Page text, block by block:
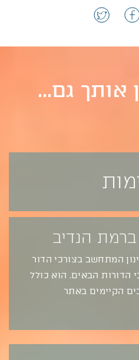
אותך גם...
ברמת הנדיב
המתחשב בצורכי הדור
הדורות הבאים. הוא כולל
הקיימים באתר